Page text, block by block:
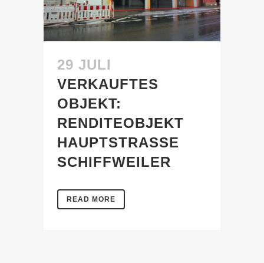
29 JULI
VERKAUFTES
OBJEKT:
RENDITEOBJEKT
HAUPTSTRASSE S
CHIFFWEILER
READ MORE